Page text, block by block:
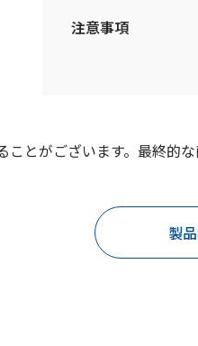
注意事項
とがございます。最終的
製